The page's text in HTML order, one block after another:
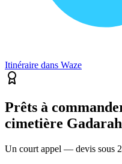
Itinéraire dans Waze
Prêts à
cimetière
Un court appel — devis sous